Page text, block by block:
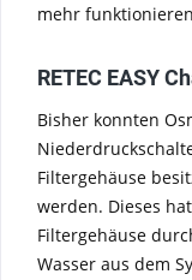
mehr
RETEC EASY
Bisher konnten
Filtergehäuse
werden. Dieses
Filtergehäuse
Wasser aus dem